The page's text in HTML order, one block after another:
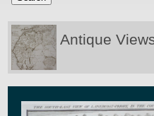
Antique